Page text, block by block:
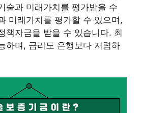
술과 미래가치를 평가받을 수
미래가치를 평가할 수 있으며,
책자금을 받을 수 있습니다. 최
하며, 금리도 은행보다 저렴하